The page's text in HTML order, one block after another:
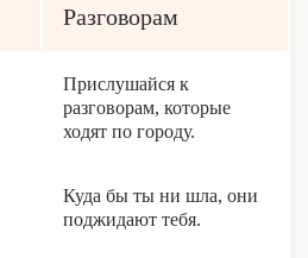
Разговорам
Прислушайся к
разговорам, которые
ходят по городу.
Куда бы ты ни шла, они
поджидают тебя.